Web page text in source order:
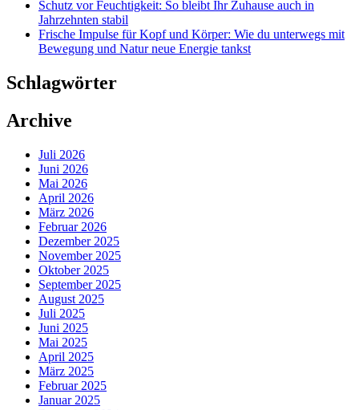
Schutz vor Feuchtigkeit: So bleibt Ihr Zuhause auch in
Jahrzehnten stabil
Frische Impulse für Kopf und Körper: Wie du unterwegs mit
Bewegung und Natur neue Energie tankst
Schlagwörter
Archive
Juli 2026
Juni 2026
Mai 2026
April 2026
März 2026
Februar 2026
Dezember 2025
November 2025
Oktober 2025
September 2025
August 2025
Juli 2025
Juni 2025
Mai 2025
April 2025
März 2025
Februar 2025
Januar 2025